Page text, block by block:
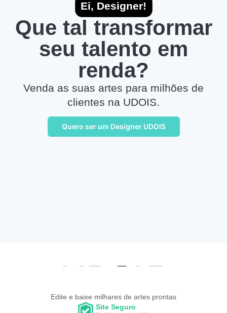
Ei, Designer!
Que tal transformar
seu talento em
renda?
Venda as suas artes para milhões de
clientes na UDOIS.
Quero ser um Designer UDOIS
Edite e baixe milhares de artes prontas
Site Seguro